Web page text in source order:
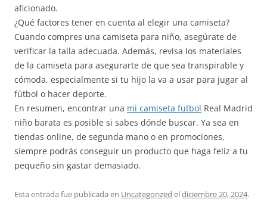
aficionado.
¿Qué factores tener en cuenta al elegir una camiseta?
Cuando compres una camiseta para niño, asegúrate de
verificar la talla adecuada. Además, revisa los materiales
de la camiseta para asegurarte de que sea transpirable y
cómoda, especialmente si tu hijo la va a usar para jugar al
fútbol o hacer deporte.
En resumen, encontrar una mi camiseta futbol Real Madrid
niño barata es posible si sabes dónde buscar. Ya sea en
tiendas online, de segunda mano o en promociones,
siempre podrás conseguir un producto que haga feliz a tu
pequeño sin gastar demasiado.
Esta entrada fue publicada en Uncategorized eldiciembre 20, 2024.